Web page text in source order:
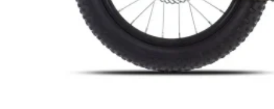
LANDEVEI
KLASSISK
LANDEVEI
AERO
LANDEVEI
TRACK/FIXIE